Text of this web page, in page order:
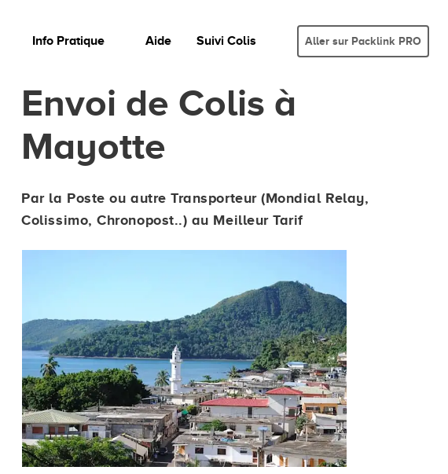
Info Pratique Aide Suivi Colis Aller sur Packlink PRO
Envoi de Colis à
Mayotte
Par la Poste ou autre Transporteur (Mondial Relay,
Colissimo, Chronopost..) au Meilleur Tarif